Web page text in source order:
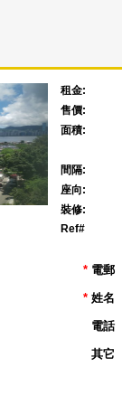
租金:
售價:
面積:
間隔:
座向:
裝修:
Ref#
* 電郵
* 姓名
電話
其它